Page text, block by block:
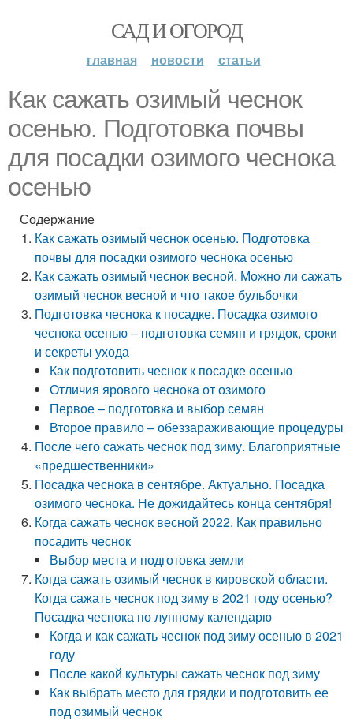
САД И ОГОРОД
главная новости статьи
Как сажать озимый чеснок
осенью. Подготовка почвы
для посадки озимого чеснока
осенью
Содержание
Как сажать озимый чеснок осенью. Подготовка
почвы для посадки озимого чеснока осенью
Как сажать озимый чеснок весной. Можно ли сажать
озимый чеснок весной и что такое бульбочки
Подготовка чеснока к посадке. Посадка озимого
чеснока осенью – подготовка семян и грядок, сроки
и секреты ухода
Как подготовить чеснок к посадке осенью
Отличия ярового чеснока от озимого
Первое – подготовка и выбор семян
Второе правило – обеззараживающие процедуры
После чего сажать чеснок под зиму. Благоприятные
«предшественники»
Посадка чеснока в сентябре. Актуально. Посадка
озимого чеснока. Не дожидайтесь конца сентября!
Когда сажать чеснок весной 2022. Как правильно
посадить чеснок
Выбор места и подготовка земли
Когда сажать озимый чеснок в кировской области.
Когда сажать чеснок под зиму в 2021 году осенью?
Посадка чеснока по лунному календарю
Когда и как сажать чеснок под зиму осенью в 2021
году
После какой культуры сажать чеснок под зиму
Как выбрать место для грядки и подготовить ее
под озимый чеснок